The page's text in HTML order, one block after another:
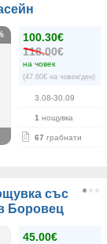
100.30€
118.00€
на човек
(47.60€ на човек/ден)
3.08-30.09
1 нощувка
67 грабнати
със
Боровец
45.00€